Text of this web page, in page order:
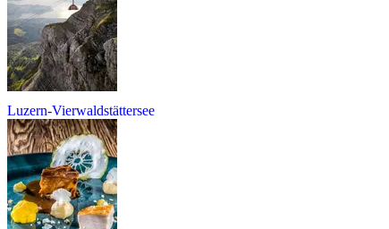
Luzern-Vierwaldstättersee